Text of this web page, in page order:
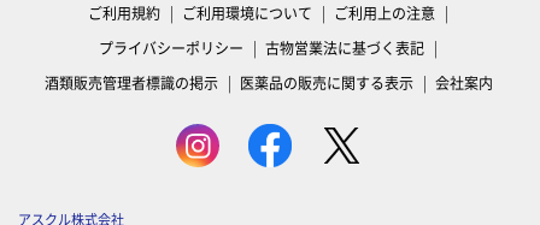
ご利用規約 ご利用環境について
ご利用上の注意
プライバシーポリシー
古物営業法に基づく表記
酒類販売管理者標識の掲示
医薬品の販売に関する表示 会社案内
アスクル株式会社